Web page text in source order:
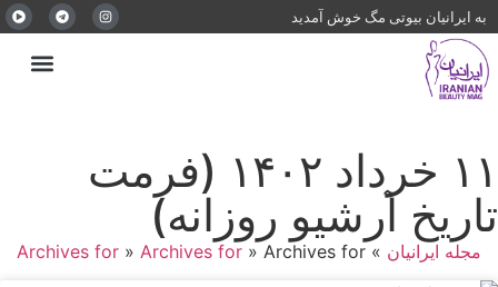
به ایرانیان بیوتی مگ خوش آمدید
۱۱ خرداد ۱۴۰۲ (فرمت
تاریخ آرشیو روزانه)
مجله ایرانیان »
Archives for » Archives for » Archives for